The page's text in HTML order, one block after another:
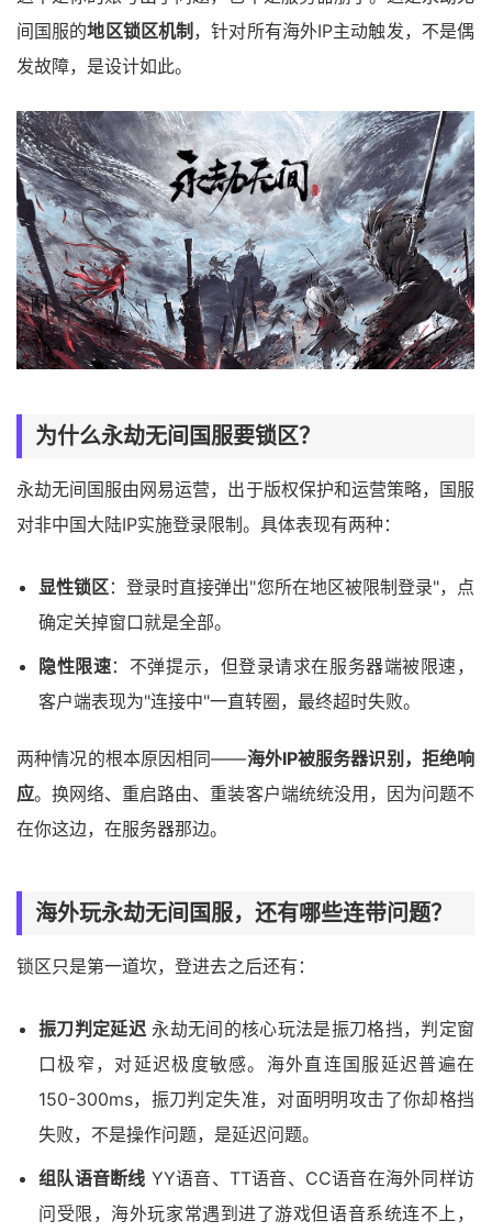
间国服的地区锁区机制 ，针对所有海外IP主动触发，不是偶
发故障，是设计如此。
为什么永劫无间国服要锁区？
永劫无间国服由网易运营，出于版权保护和运营策略，国服
对非中国大陆IP实施登录限制。具体表现有两种：
显性锁区：登录时直接弹出"您所在地区被限制登录"，点
确定关掉窗口就是全部。
隐性限速：不弹提示，但登录请求在服务器端被限速，
客户端表现为"连接中"一直转圈，最终超时失败。
两种情况的根本原因相同——海外IP被服务器识别，拒绝响
应。换网络、重启路由、重装客户端统统没用，因为问题不
在你这边，在服务器那边。
海外玩永劫无间国服，还有哪些连带问题？
锁区只是第一道坎，登进去之后还有：
振刀判定延迟 永劫无间的核心玩法是振刀格挡，判定窗
口极窄，对延迟极度敏感。海外直连国服延迟普遍在
150-300ms，振刀判定失准，对面明明攻击了你却格挡
失败，不是操作问题，是延迟问题。
组队语音断线 YY语音、TT语音、CC语音在海外同样访
问受限，海外玩家常遇到进了游戏但语音系统连不上，